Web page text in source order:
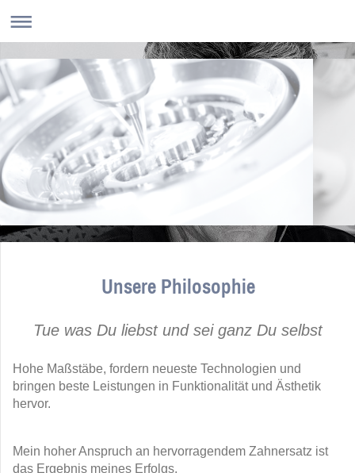
Unsere Philosophie
Tue was Du liebst und sei ganz Du selbst
Hohe Maßstäbe, fordern neueste Technologien und
bringen beste Leistungen in Funktionalität und Ästhetik
hervor.
Mein hoher Anspruch an hervorragendem Zahnersatz ist
das Ergebnis meines Erfolgs.